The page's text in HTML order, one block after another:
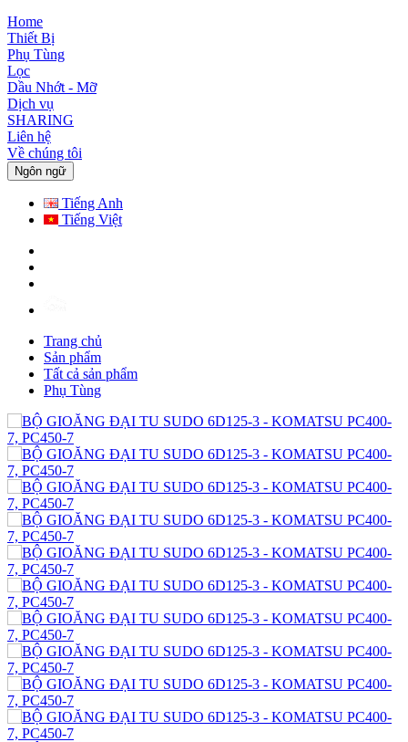
Home
Thiết Bị
Phụ Tùng
Lọc
Dầu Nhớt - Mỡ
Dịch vụ
SHARING
Liên hệ
Về chúng tôi
Ngôn ngữ
Tiếng Anh
Tiếng Việt
Trang chủ
Sản phẩm
Tất cả sản phẩm
Phụ Tùng